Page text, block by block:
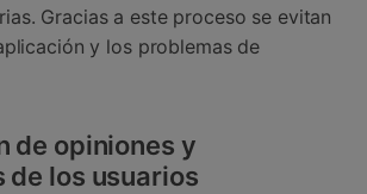
Gracias a este proceso se evitan
y los problemas de
de opiniones y
de los usuarios